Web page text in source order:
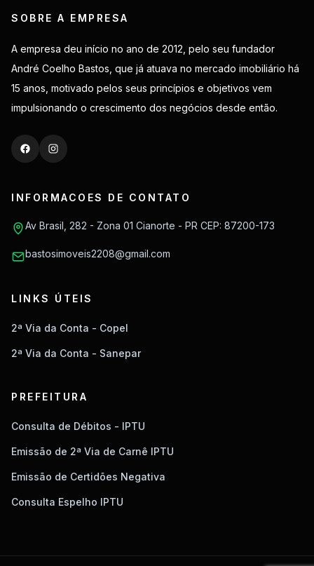
SOBRE A EMPRESA
A empresa deu início no ano de 2012, pelo seu fundador
André Coelho Bastos, que já atuava no mercado imobiliário há
15 anos, motivado pelos seus princípios e objetivos vem
impulsionando o crescimento dos negócios desde então.
INFORMACOES DE CONTATO
Av Brasil, 282 - Zona 01 Cianorte - PR CEP: 87200-173
bastosimoveis2208@gmail.com
LINKS ÚTEIS
2ª Via da Conta - Copel
2ª Via da Conta - Sanepar
PREFEITURA
Consulta de Débitos - IPTU
Emissão de 2ª Via de Carnê IPTU
Emissão de Certidões Negativa
Consulta Espelho IPTU